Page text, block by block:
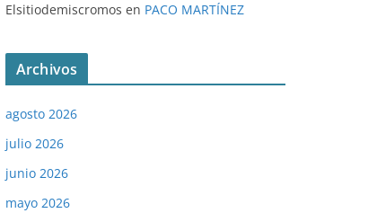
Elsitiodemiscromos en PACO MARTÍNEZ
Archivos
agosto 2026
julio 2026
junio 2026
mayo 2026